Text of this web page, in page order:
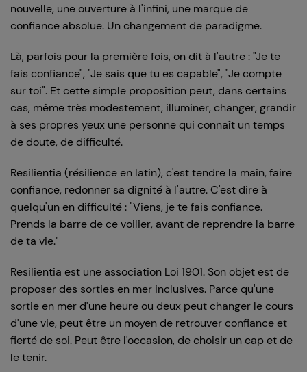
nouvelle, une ouverture à l'infini, une marque de
confiance absolue. Un changement de paradigme.
Là, parfois pour la première fois, on dit à l'autre : "Je te
fais confiance", "Je sais que tu es capable", "Je compte
sur toi". Et cette simple proposition peut, dans certains
cas, même très modestement, illuminer, changer, grandir
à ses propres yeux une personne qui connaît un temps
de doute, de difficulté.
Resilientia (résilience en latin), c'est tendre la main, faire
confiance, redonner sa dignité à l'autre. C'est dire à
quelqu'un en difficulté : "Viens, je te fais confiance.
Prends la barre de ce voilier, avant de reprendre la barre
de ta vie."
Resilientia est une association Loi 1901. Son objet est de
proposer des sorties en mer inclusives. Parce qu'une
sortie en mer d'une heure ou deux peut changer le cours
d'une vie, peut être un moyen de retrouver confiance et
fierté de soi. Peut être l'occasion, de choisir un cap et de
le tenir.